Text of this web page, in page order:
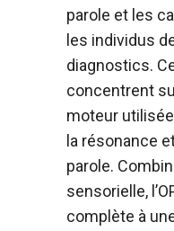
parole et les
les individus
diagnostics.
concentrent
moteur
la résonance
parole.
sensorielle,
complète à